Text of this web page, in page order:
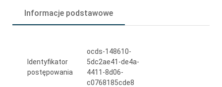
słuchaczy
Szkoły
im.
Informacje podstawowe
Identyfikator
postępowania
ocds-148610-
5dc2ae41-de4a-
4411-8d06-
c0768185cde8